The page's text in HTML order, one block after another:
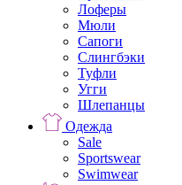
Лоферы
Мюли
Сапоги
Слингбэки
Туфли
Угги
Шлепанцы
Одежда
Sale
Sportswear
Swimwear